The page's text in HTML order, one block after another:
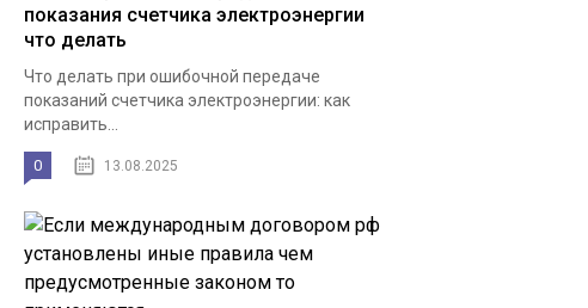
показания счетчика электроэнергии
что делать
Что делать при ошибочной передаче
показаний счетчика электроэнергии: как
исправить...
0 13.08.2025